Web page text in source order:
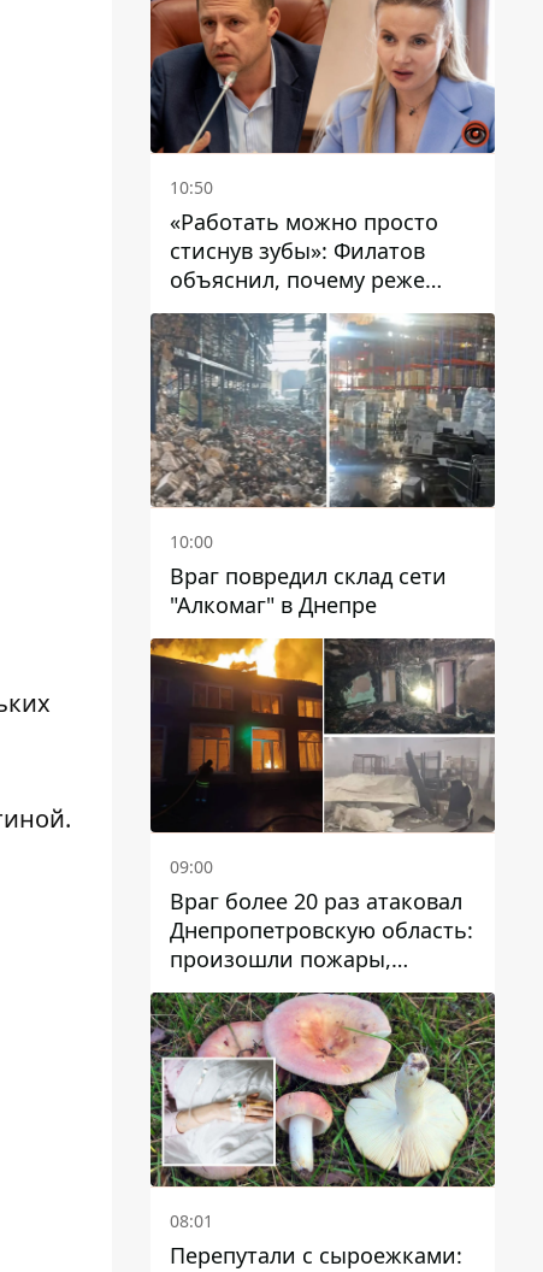
10:50
«Работать можно просто
стиснув зубы»: Филатов
объяснил, почему реже
пишет в соцсетях и
раскритиковал медийность
чиновников
10:00
Враг повредил склад сети
"Алкомаг" в Днепре
09:00
Враг более 20 раз атаковал
Днепропетровскую область:
произошли пожары,
повреждены дома,
инфраструктура и авто
08:01
Перепутали с сыроежками: